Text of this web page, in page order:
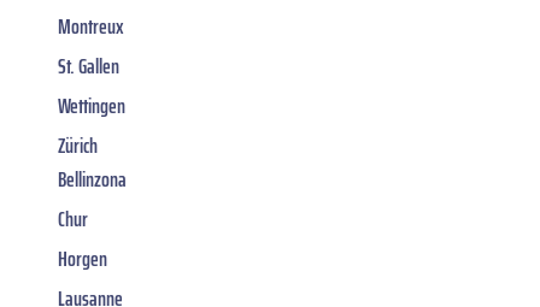
Montreux
St. Gallen
Wettingen
Zürich
Bellinzona
Chur
Horgen
Lausanne